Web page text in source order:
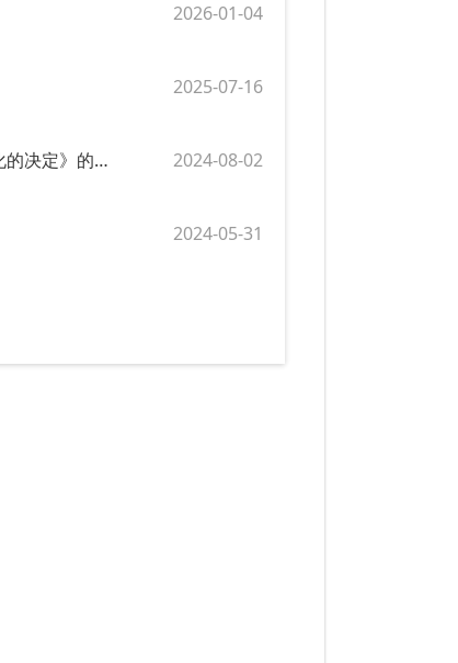
2026-01-04
2025-07-16
习近平：关于《中共中央关于进一步全面深化改革、推进中国式现代化的决定》的说明 2024-08-02
2024-05-31